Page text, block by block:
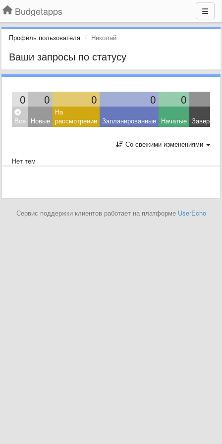
Budgetapps
Профиль пользователя Николай
Ваши запросы по статусу
0 0 0 0 0
Все Новые
На
рассмотрении Запланированные Начатые
Со свежими изменениями
Нет тем
Сервис поддержки клиентов работает на платформе UserEcho